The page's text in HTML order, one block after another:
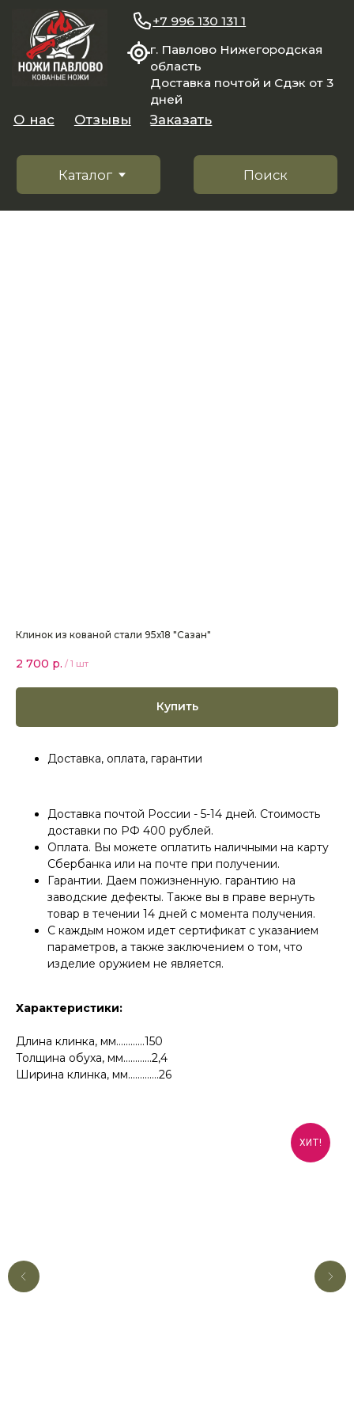
область
Доставка почтой и Сдэк от 3
Поиск
Каталог
Заказать
+7 996 130 131 1
Клинок из кованой стали 95х18 "Сазан"
2 700 р. / 1 шт
Купить
Доставка, оплата, гарантии
Доставка почтой России - 5-14 дней. Стоимость
доставки по РФ 400 рублей.
Оплата. Вы можете оплатить наличными на карту
Сбербанка или на почте при получении.
Гарантии. Даем пожизненную. гарантию на
заводские дефекты. Также вы в праве вернуть
товар в течении 14 дней с момента получения.
С каждым ножом идет сертификат с указанием
параметров, а также заключением о том, что
изделие оружием не является.
Характеристики:
Длина клинка, мм............150
Толщина обуха, мм............2,4
Ширина клинка, мм.............26
ХИТ!
Консультации по телефону и онлайн.
Будем рады продемонстрировать вам
нашу продукцию. Позвоните нам или